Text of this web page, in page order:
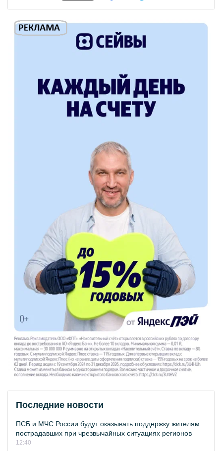
Последние новости
ПСБ и МЧС России будут оказывать поддержку жителям
пострадавших при чрезвычайных ситуациях регионов
12:40